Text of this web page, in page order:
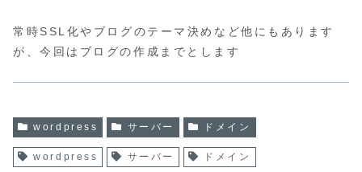
常時SSL化やブログのテーマ決めなど他にもあります
が、今回はブログの作成までとします
wordpress サーバー ドメイン
wordpress サーバー ドメイン